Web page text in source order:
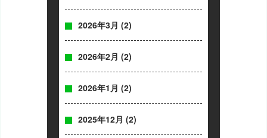
2026年3月 (2)
2026年2月 (2)
2026年1月 (2)
2025年12月 (2)